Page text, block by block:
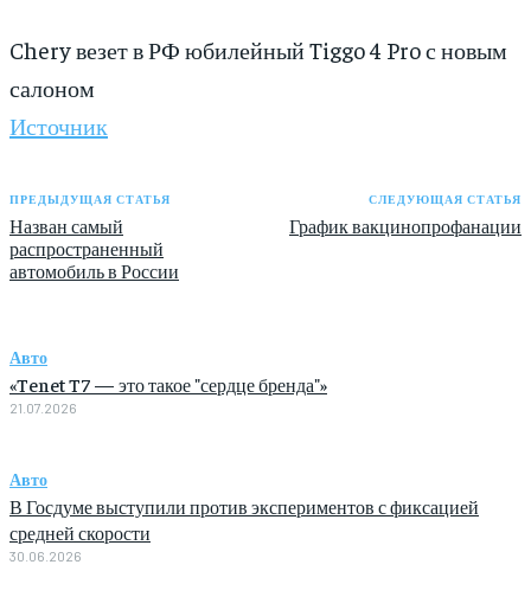
Chery везет в РФ юбилейный Tiggo 4 Pro с новым
салоном
Источник
ПРЕДЫДУЩАЯ СТАТЬЯ
Назван самый
распространенный
автомобиль в России
СЛЕДУЮЩАЯ СТАТЬЯ
График вакцинопрофанации
Авто
«Tenet T7 — это такое "сердце бренда"»
21.07.2026
Авто
В Госдуме выступили против экспериментов с фиксацией
средней скорости
30.06.2026